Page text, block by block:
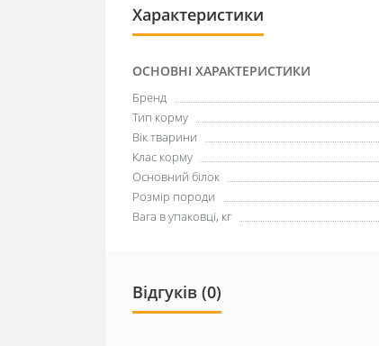
Характеристики
ОСНОВНІ ХАРАКТЕРИСТИКИ
Бренд
Тип корму
Вік тварини
Клас корму
Основний білок
Розмір породи
Вага в упаковці, кг
Відгуків (0)